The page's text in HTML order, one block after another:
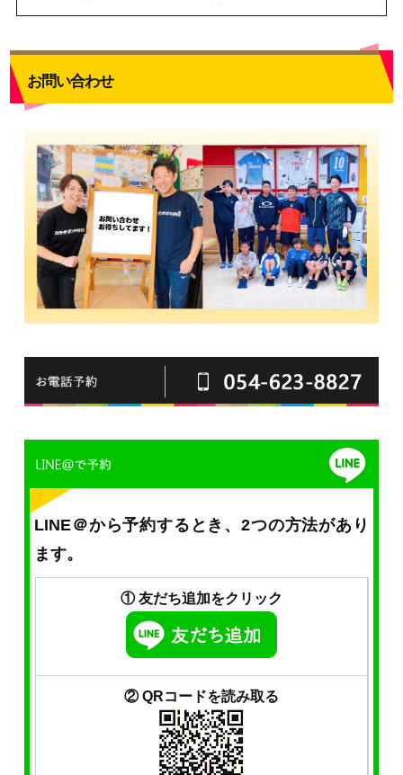
お問い合わせ
LINE＠から予約するとき、2つの方法があり
ます。
① 友だち追加をクリック
② QRコードを読み取る